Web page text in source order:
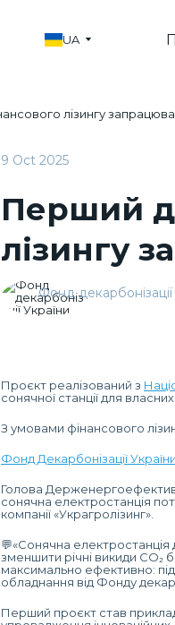
UA
9 Oct 2025
Перший
лізингу
Фонд декарбонізації
Проєкт реалізований з
сонячної станції для
З умовами фінансового
Фонд Декарбонізації України
Голова
сонячна електростанція
компанії «Украгролізинг».
💬«Сонячна
зменшити річні викиди CO₂
максимально ефективно:
обладнання від Фонду
Перший проєкт став